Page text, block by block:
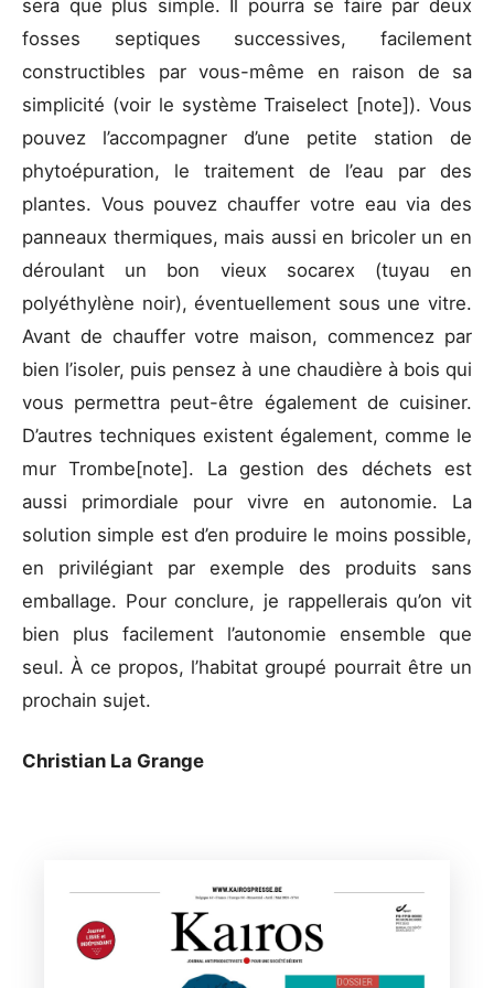
sera que plus simple. Il pourra se faire par deux
fosses septiques successives, facilement
constructibles par vous-même en raison de sa
simplicité (voir le système Traiselect [note]). Vous
pouvez l’accompagner d’une petite station de
phytoépuration, le traitement de l’eau par des
plantes. Vous pouvez chauffer votre eau via des
panneaux thermiques, mais aussi en bricoler un en
déroulant un bon vieux socarex (tuyau en
polyéthylène noir), éventuellement sous une vitre.
Avant de chauffer votre maison, commencez par
bien l’isoler, puis pensez à une chaudière à bois qui
vous permettra peut-être également de cuisiner.
D’autres techniques existent également, comme le
mur Trombe[note]. La gestion des déchets est
aussi primordiale pour vivre en autonomie. La
solution simple est d’en produire le moins possible,
en privilégiant par exemple des produits sans
emballage. Pour conclure, je rappellerais qu’on vit
bien plus facilement l’autonomie ensemble que
seul. À ce propos, l’habitat groupé pourrait être un
prochain sujet.
Christian La Grange